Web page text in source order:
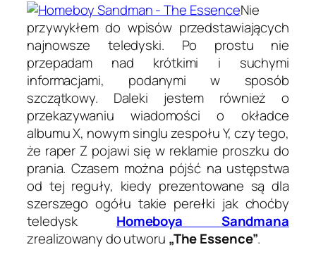
Nie
przywykłem do wpisów przedstawiających
najnowsze teledyski. Po prostu nie
przepadam nad krótkimi i suchymi
informacjami, podanymi w sposób
szczątkowy. Daleki jestem również o
przekazywaniu wiadomości o okładce
albumu X, nowym singlu zespołu Y, czy tego,
że raper Z pojawi się w reklamie proszku do
prania. Czasem można pójść na ustępstwa
od tej reguły, kiedy prezentowane są dla
szerszego ogółu takie perełki jak choćby
teledysk Homeboya Sandmana
zrealizowany do utworu „The Essence”.